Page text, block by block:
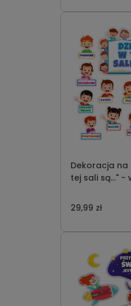
Dekoracja na
tej sali są..." -
29,99 zł